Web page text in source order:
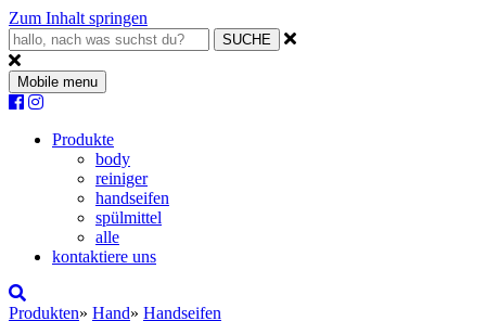
Zum Inhalt springen
Mobile menu
Produkte
body
reiniger
handseifen
spülmittel
alle
kontaktiere uns
Produkten» Hand» Handseifen